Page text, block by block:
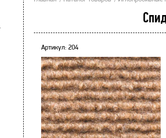
Артикул: 204